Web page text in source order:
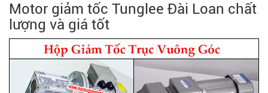
Motor giảm tốc Tunglee Đài Loan chất
lượng và giá tốt